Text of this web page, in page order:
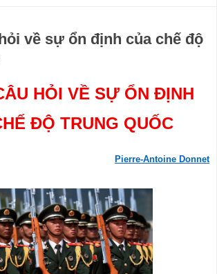
về sự ổn định của chế độ
HỎI VỀ SỰ ỔN ĐỊNH
ĐỘ TRUNG QUỐC
Pierre-Antoine Donnet